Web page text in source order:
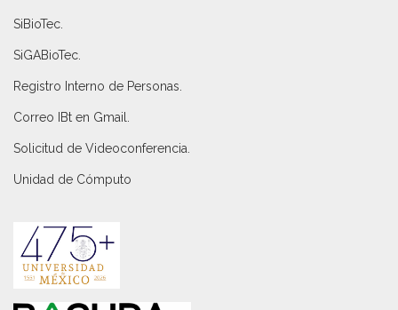
SiBioTec
SiGABioTec.
Registro Interno de Personas
Correo IBt en Gmail
Solicitud de Videoconferencia.
Unidad de Cómputo